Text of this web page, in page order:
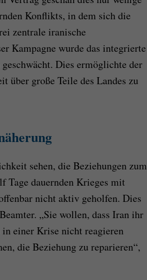
Konflikts, in dem sich die
zentrale iranische
Kampagne wurde das integrierte
Dies ermöglichte der
über große Teile des Landes zu
sehen, die Beziehungen zum
Tage dauernden Krieges mit
nicht aktiv geholfen. Dies
„Sie wollen, dass Iran ihr
einer Krise nicht reagieren
die Beziehung zu reparieren“,